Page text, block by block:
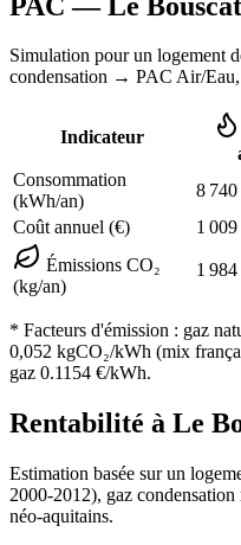
Simulation pour un logement
condensation → PAC Air/Eau,
Indicateur
Consommation
(kWh/an)
8 740
Coût annuel (€)
1 009
Émissions CO₂
(kg/an)
1 984
* Facteurs d'émission : gaz
0,052 kgCO₂/kWh (mix
gaz 0.1154 €/kWh.
Rentabilité à Le
Estimation basée sur un
2000-2012), gaz condensation
néo-aquitains.